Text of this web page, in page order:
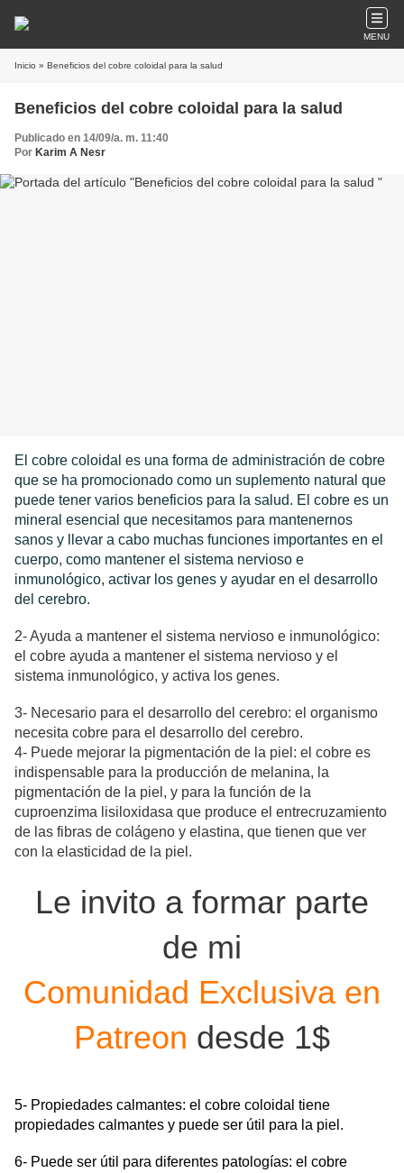
MENU
Inicio » Beneficios del cobre coloidal para la salud
Beneficios del cobre coloidal para la salud
Publicado en 14/09/a. m. 11:40
Por Karim A Nesr
El cobre coloidal es una forma de administración de cobre
que se ha promocionado como un suplemento natural que
puede tener varios beneficios para la salud. El cobre es un
mineral esencial que necesitamos para mantenernos
sanos y llevar a cabo muchas funciones importantes en el
cuerpo, como mantener el sistema nervioso e
inmunológico, activar los genes y ayudar en el desarrollo
del cerebro.
2- Ayuda a mantener el sistema nervioso e inmunológico:
el cobre ayuda a mantener el sistema nervioso y el
sistema inmunológico, y activa los genes.
3- Necesario para el desarrollo del cerebro: el organismo
necesita cobre para el desarrollo del cerebro.
4- Puede mejorar la pigmentación de la piel: el cobre es
indispensable para la producción de melanina, la
pigmentación de la piel, y para la función de la
cuproenzima lisiloxidasa que produce el entrecruzamiento
de las fibras de colágeno y elastina, que tienen que ver
con la elasticidad de la piel.
Le invito a formar parte
de mi
Comunidad Exclusiva en
Patreon desde 1$
5- Propiedades calmantes: el cobre coloidal tiene
propiedades calmantes y puede ser útil para la piel.
6- Puede ser útil para diferentes patologías: el cobre